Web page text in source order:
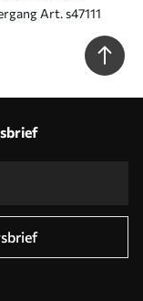
Art. s47111